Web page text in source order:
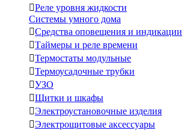
Реле уровня жидкости
Системы умного дома
Средства оповещения и индикации
Таймеры и реле времени
Термостаты модульные
Термоусадочные трубки
УЗО
Щитки и шкафы
Электроустановочные изделия
Электрощитовые аксессуары